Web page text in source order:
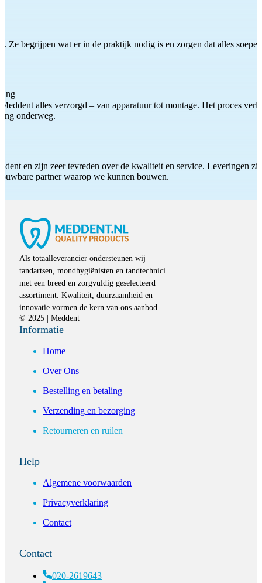
Ze begrijpen wat er in de praktijk nodig is en zorgen dat alles
alles verzorgd – van apparatuur tot montage. Het proces
onderweg.
en zijn zeer tevreden over de kwaliteit en service. Leveringen
partner waarop we kunnen bouwen.
Als totaalleverancier ondersteunen wij
tandartsen, mondhygiënisten en tandtechnici
met een breed en zorgvuldig geselecteerd
assortiment. Kwaliteit, duurzaamheid en
innovatie vormen de kern van ons aanbod.
© 2025 | Meddent
Informatie
Home
Over Ons
Bestelling en betaling
Verzending en bezorging
Retourneren en ruilen
Help
Algemene voorwaarden
Privacyverklaring
Contact
Contact
020-2619643